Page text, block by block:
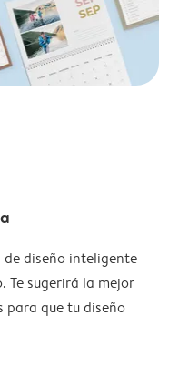
diseño inteligente
Te sugerirá la mejor
para que tu diseño